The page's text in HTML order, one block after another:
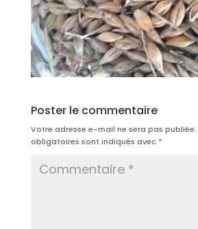
Poster le commentaire
Votre adresse e-mail ne sera pas publiée.
obligatoires sont indiqués avec *